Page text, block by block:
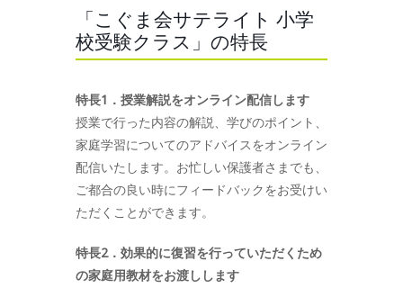
「こぐま会サテライト 小学
校受験クラス」の特長
特長1．授業解説をオンライン配信します
授業で行った内容の解説、学びのポイント、
家庭学習についてのアドバイスをオンライン
配信いたします。お忙しい保護者さまでも、
ご都合の良い時にフィードバックをお受けい
ただくことができます。
特長2．効果的に復習を行っていただくため
の家庭用教材をお渡しします